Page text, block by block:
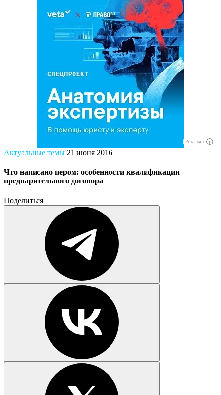
Реклама
Актуальные темы 21 июня 2016
Что написано пером: особенности квалификации
предварительного договора
Поделиться